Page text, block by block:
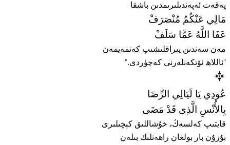
پەقەت ئەپەندىلىرىمدىن باشقا
مَالِي عَنْكُمُ مُنْصَرَفْ
عَفَا اللَّهُ عَمَّا سَلَفْ
مەن سەندىن يىراقلىشىپ كەتمەيمەن
"ئاللاھ ئۆتكەنلەرنى كەچۈردى."
عُودِي يَا لَيَالِي الرِّضَا
بِالأُنْسِ الَّذِى قَدْ مَضَى
قايتىپ كەلسەڭ، خۇشاللىق كېچىلىرى
بۇرۇن بار بولغان راھەتلىك بىلەن